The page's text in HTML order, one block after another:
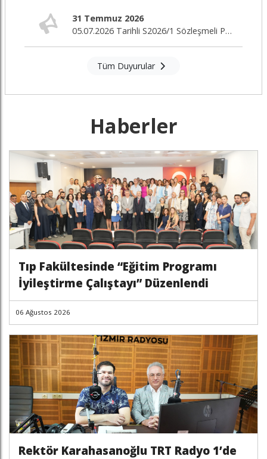
31 Temmuz 2026
05.07.2026 Tarihli S2026/1 Sözleşmeli Personel Alım İlanı Nihai Değerlendirme Sonuçları
Tüm Duyurular
Haberler
Tıp Fakültesinde “Eğitim Programı
İyileştirme Çalıştayı” Düzenlendi
06 Ağustos 2026
Rektör Karahasanoğlu TRT Radyo 1’de